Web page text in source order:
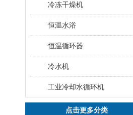
冷冻干燥机
恒温水浴
恒温循环器
冷水机
工业冷却水循环机
点击更多分类